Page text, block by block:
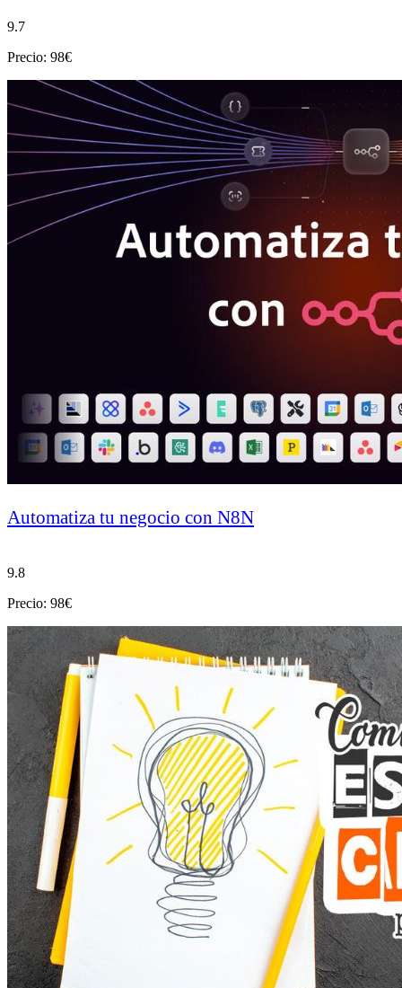
9.7
Precio: 98€
Automatiza tu negocio con N8N
9.8
Precio: 98€